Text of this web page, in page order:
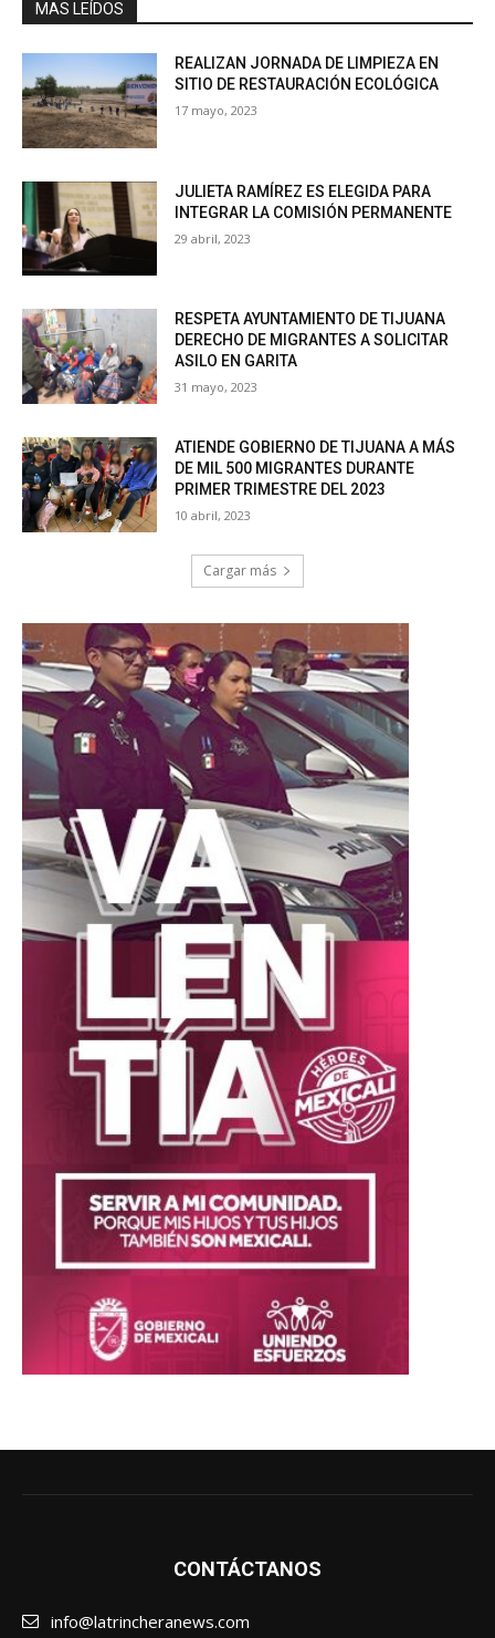
MAS LEÍDOS
REALIZAN JORNADA DE LIMPIEZA EN
SITIO DE RESTAURACIÓN ECOLÓGICA
17 mayo, 2023
JULIETA RAMÍREZ ES ELEGIDA PARA
INTEGRAR LA COMISIÓN PERMANENTE
29 abril, 2023
RESPETA AYUNTAMIENTO DE TIJUANA
DERECHO DE MIGRANTES A SOLICITAR
ASILO EN GARITA
31 mayo, 2023
ATIENDE GOBIERNO DE TIJUANA A MÁS
DE MIL 500 MIGRANTES DURANTE
PRIMER TRIMESTRE DEL 2023
10 abril, 2023
Cargar más
CONTÁCTANOS
info@latrincheranews.com